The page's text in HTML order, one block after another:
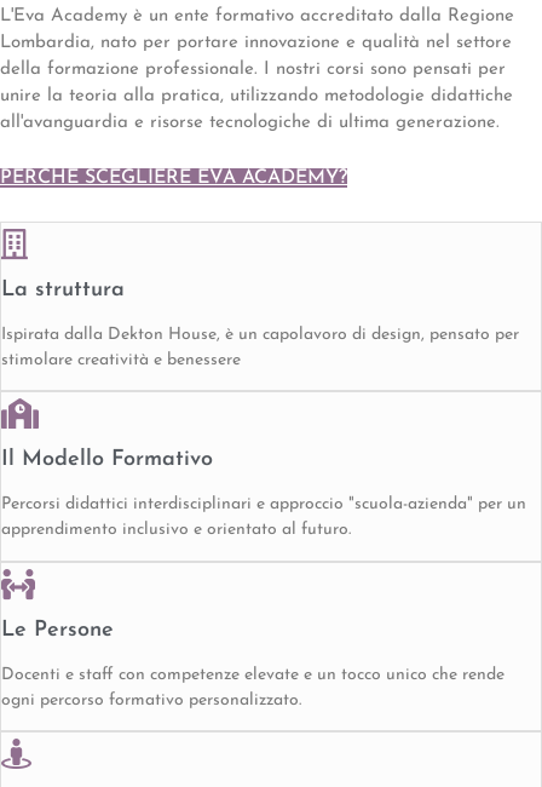
L'Eva Academy è un ente formativo accreditato dalla Regione
Lombardia, nato per portare innovazione e qualità nel settore
della formazione professionale. I nostri corsi sono pensati per
unire la teoria alla pratica, utilizzando metodologie didattiche
all'avanguardia e risorse tecnologiche di ultima generazione.
PERCHÉ SCEGLIERE EVA ACADEMY?
La struttura
Ispirata dalla Dekton House, è un capolavoro di design, pensato per
stimolare creatività e benessere
Il Modello Formativo
Percorsi didattici interdisciplinari e approccio "scuola-azienda" per un
apprendimento inclusivo e orientato al futuro.
Le Persone
Docenti e staff con competenze elevate e un tocco unico che rende
ogni percorso formativo personalizzato.